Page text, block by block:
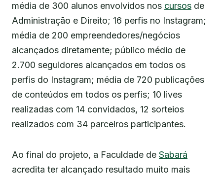
média de 300 alunos envolvidos nos cursos de
Administração e Direito; 16 perfis no Instagram;
média de 200 empreendedores/negócios
alcançados diretamente; público médio de
2.700 seguidores alcançados em todos os
perfis do Instagram; média de 720 publicações
de conteúdos em todos os perfis; 10 lives
realizadas com 14 convidados, 12 sorteios
realizados com 34 parceiros participantes.
Ao final do projeto, a Faculdade de Sabará
acredita ter alcançado resultado muito mais